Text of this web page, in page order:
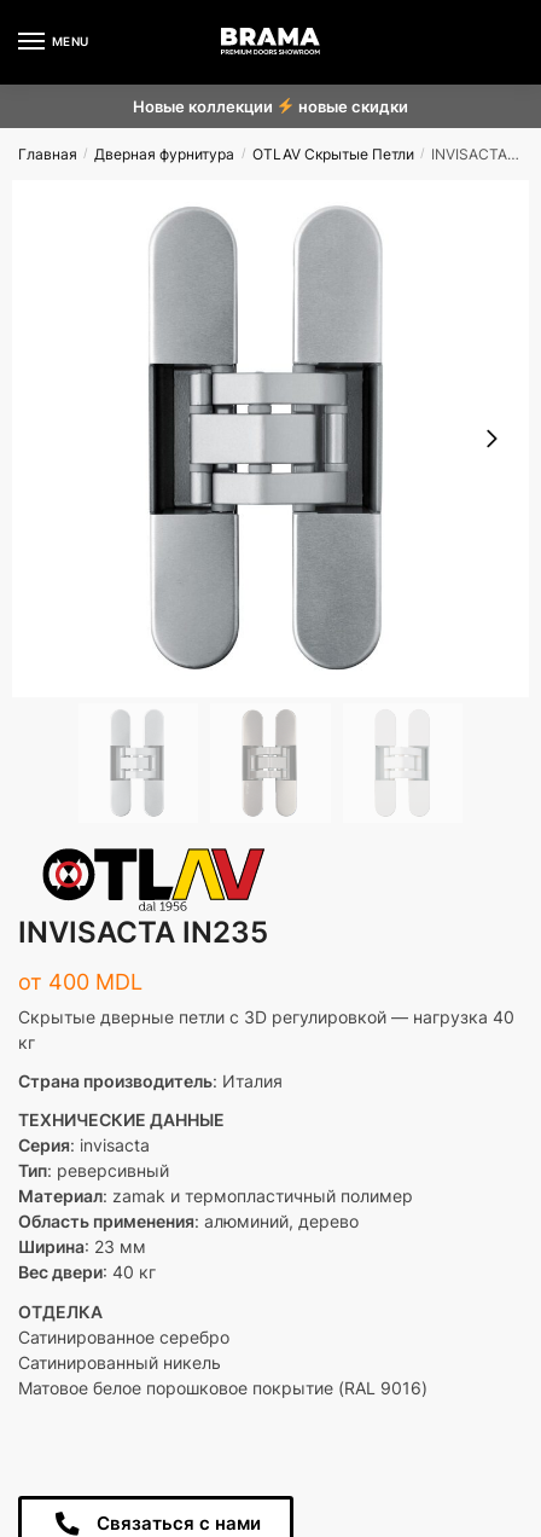
MENU
Новые коллекции новые скидки
Главная / Дверная фурнитура / OTLAV Скрытые Петли / INVISACTA IN235
INVISACTA IN235
от 400 MDL
Скрытые дверные петли с 3D регулировкой — нагрузка 40
кг
Страна производитель: Италия
ТЕХНИЧЕСКИЕ ДАННЫЕ
Серия: invisacta
Тип: реверсивный
Материал: zamak и термопластичный полимер
Область применения: алюминий, дерево
Ширина: 23 мм
Вес двери: 40 кг
ОТДЕЛКА
Сатинированное серебро
Сатинированный никель
Матовое белое порошковое покрытие (RAL 9016)
Связаться с нами